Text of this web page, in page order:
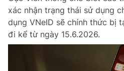
xác nhận trạng thái sử dụng
dụng VNeID sẽ chính thức bị
đi kể từ ngày 15.6.2026.